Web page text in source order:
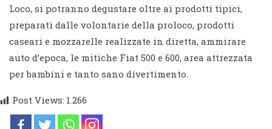
Loco, si potranno degustare oltre ai prodotti tipici,
preparati dalle volontarie della proloco, prodotti
caseari e mozzarelle realizzate in diretta, ammirare
auto d’epoca, le mitiche Fiat 500 e 600, area attrezzata
per bambini e tanto sano divertimento.
Post Views: 1.266